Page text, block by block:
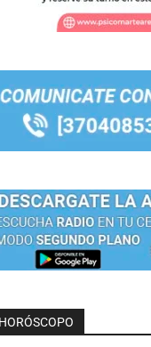
HORÓSCOPO